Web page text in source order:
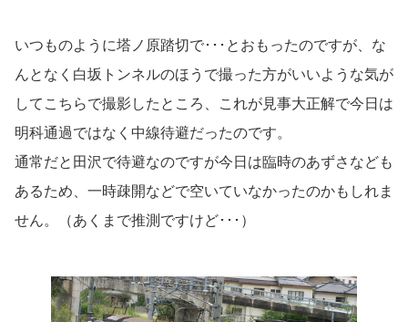
いつものように塔ノ原踏切で･･･とおもったのですが、な
んとなく白坂トンネルのほうで撮った方がいいような気が
してこちらで撮影したところ、これが見事大正解で今日は
明科通過ではなく中線待避だったのです。
通常だと田沢で待避なのですが今日は臨時のあずさなども
あるため、一時疎開などで空いていなかったのかもしれま
せん。（あくまで推測ですけど･･･）